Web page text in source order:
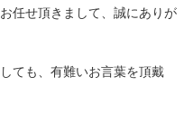
任せ頂きまして、誠にありが
ても、有難いお言葉を頂戴